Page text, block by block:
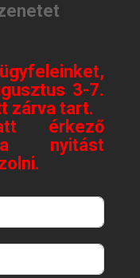
3-7.
zárva tart.
érkező
a nyitást